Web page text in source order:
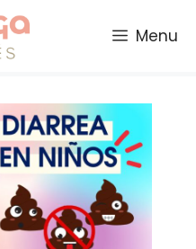
Menu